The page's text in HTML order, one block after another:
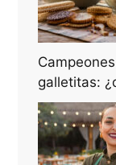
galletitas: